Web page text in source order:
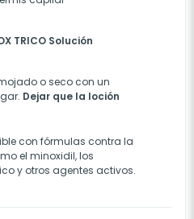
TRICO Solución
o seco con un
Dejar que la loción
con fórmulas contra la
el minoxidil, los
y otros agentes activos.